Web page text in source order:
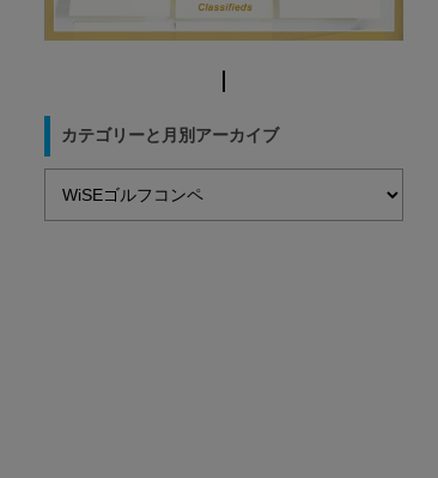
カテゴリーと月別アーカイブ